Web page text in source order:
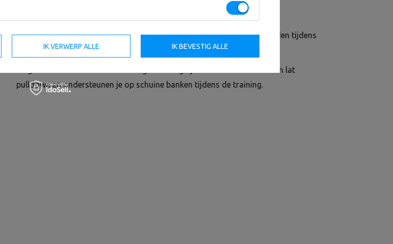
De dijbeenbeschermers zijn bedoeld om de benen op hun plaats te houden tijdens
de training.
Ze garanderen een stabiele en veilige houding tijdens het werken met een lat
pulldown en ondersteunen je op schuine banken tijdens de training.
IK VERWERP ALLE IK BEVESTIG ALLE